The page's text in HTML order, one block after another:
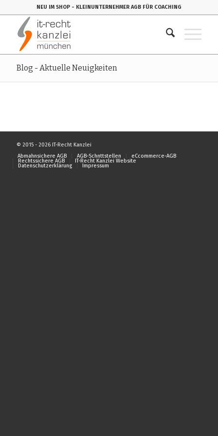
NEU IM SHOP - KLEINUNTERNEHMER AGB FÜR COACHING
Blog - Aktuelle Neuigkeiten
© 2015 - 2026 IT-Recht Kanzlei
Abmahnsichere AGB
AGB-Schnttstellen eCcommerce-AGB
Rechtssichere AGB IT-Recht Kanzlei Website
Datenschutzerklärung Impressum